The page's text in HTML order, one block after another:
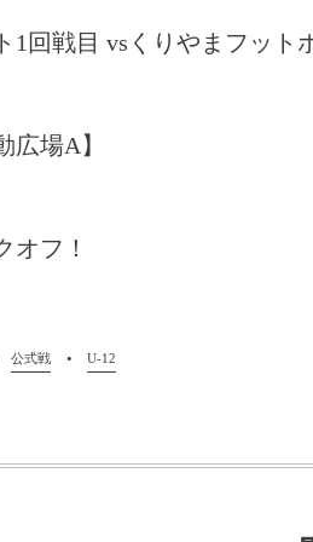
1回戦目 vsくりやまフット
広場A】
オフ！
公式戦 U-12